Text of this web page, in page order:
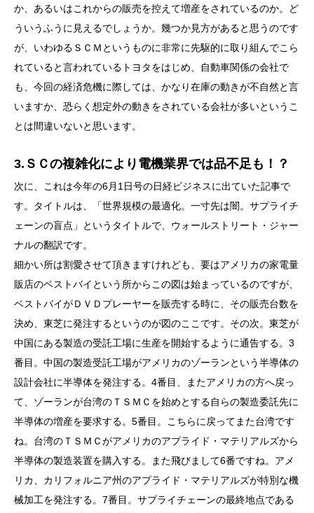
か、あるいはこれからの販売を控えて増産をされているのか。ど
ういうふうに見えるでしょうか。幾つか見方があると思うのです
が、いわゆるＳＣＭというものに非常に先駆的に取り組んでこら
れていると言われているトヨタをはじめ、自動車関係の会社で
も、今回の経済危機に際しては、かなり在庫の動きが不自然と言
いますか、恐らく想定外の動きをされている会社が多いというこ
とは間違いないと思います。
3.ＳＣの複雑化により電機業界では品不足も！？
次に、これは今年の6月1日号の日経ビジネスに出ていた記事で
す。タイトルは、「世界規模の最適化。一寸先は闇。サプライチ
ェーンの盲点」というタイトルで、ウォールストリート・ジャー
ナルの翻訳です。
細かい所は割愛させて頂きますけれども、要はアメリカの家電量
販店のベストバイという所からこの図は始まっているのですが、
ベストバイがＤＶＤプレーヤーを販売する時に、その販売台数を
決め、東芝に発注するというのが図のここです。その次。東芝が
中国にある製造の受託工場に生産を開始するように通告する。3
番目。中国の製造受託工場がアメリカのゾーランという半導体の
設計会社に半導体を発注する。4番目、またアメリカの方へ戻っ
て、ゾーランが台湾のＴＳＭＣを始めとする自らの製造委託先に
半導体の増産を要求する。5番目。こちらに戻ってまた台湾です
ね。台湾のＴＳＭＣがアメリカのアプライド・マテリアルズから
半導体の製造装置を購入する。また飛びまして6番ですね。アメ
リカ、カリフォルニア州のアプライド・マテリアルズが特別な機
械加工を発注する。7番目。サプライチェーンの最終地点である